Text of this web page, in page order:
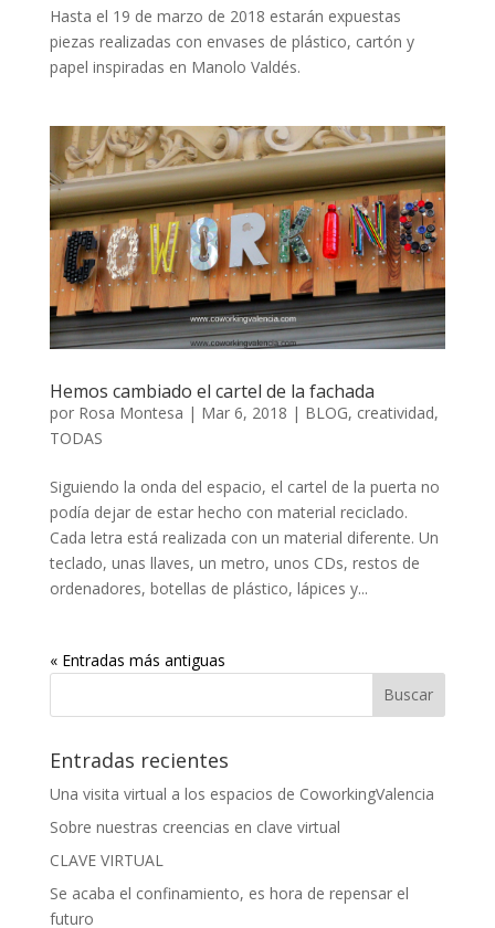
Hasta el 19 de marzo de 2018 estarán expuestas
piezas realizadas con envases de plástico, cartón y
papel inspiradas en Manolo Valdés.
Hemos cambiado el cartel de la fachada
por Rosa Montesa | Mar 6, 2018 | BLOG, creatividad,
TODAS
Siguiendo la onda del espacio, el cartel de la puerta no
podía dejar de estar hecho con material reciclado.
Cada letra está realizada con un material diferente. Un
teclado, unas llaves, un metro, unos CDs, restos de
ordenadores, botellas de plástico, lápices y...
« Entradas más antiguas
Entradas recientes
Una visita virtual a los espacios de CoworkingValencia
Sobre nuestras creencias en clave virtual
CLAVE VIRTUAL
Se acaba el confinamiento, es hora de repensar el
futuro